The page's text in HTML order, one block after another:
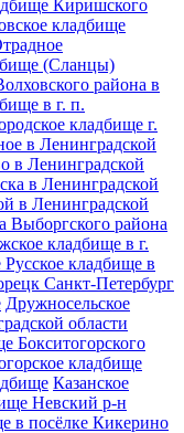
Киришского
кладбище
(Сланцы)
района в
в г. п.
кладбище г.
в Ленинградской
в Ленинградской
в Ленинградской
в Ленинградской
Выборгского района
кладбище в г.
Русское кладбище в
Санкт-Петербург
Дружносельское
области
Бокситогорского
кладбище
Казанское
Невский р-н
в посёлке Кикерино